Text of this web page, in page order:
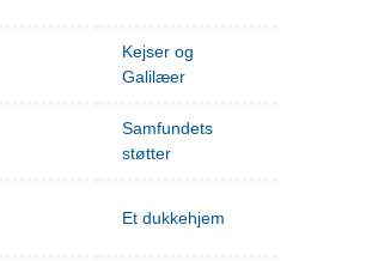
Kejser og
Galilæer
Samfundets
støtter
Et dukkehjem